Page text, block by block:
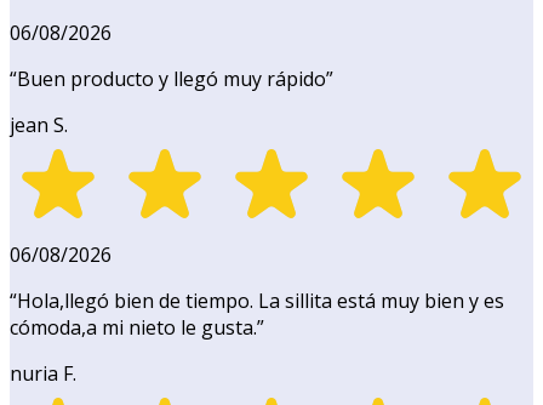
06/08/2026
“Buen producto y llegó muy rápido”
jean S.
06/08/2026
“Hola,llegó bien de tiempo. La sillita está muy bien y es
cómoda,a mi nieto le gusta.”
nuria F.